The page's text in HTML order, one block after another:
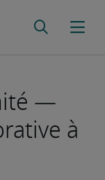
—
à